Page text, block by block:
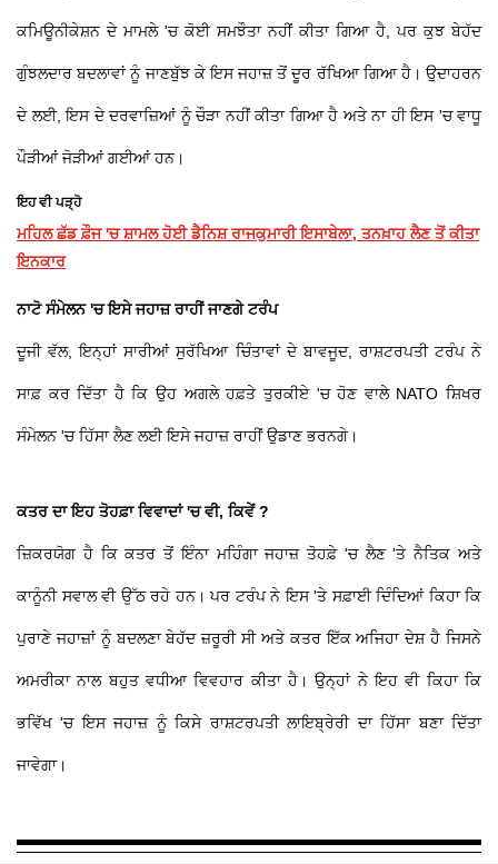
ਕਮਿਊਨੀਕੇਸ਼ਨ ਦੇ ਮਾਮਲੇ 'ਚ ਕੋਈ ਸਮਝੌਤਾ ਨਹੀਂ ਕੀਤਾ ਗਿਆ ਹੈ, ਪਰ ਕੁਝ ਬੇਹੱਦ
ਗੁੰਝਲਦਾਰ ਬਦਲਾਵਾਂ ਨੂੰ ਜਾਣਬੁੱਝ ਕੇ ਇਸ ਜਹਾਜ਼ ਤੋਂ ਦੂਰ ਰੱਖਿਆ ਗਿਆ ਹੈ। ਉਦਾਹਰਨ
ਦੇ ਲਈ, ਇਸ ਦੇ ਦਰਵਾਜ਼ਿਆਂ ਨੂੰ ਚੌੜਾ ਨਹੀਂ ਕੀਤਾ ਗਿਆ ਹੈ ਅਤੇ ਨਾ ਹੀ ਇਸ 'ਚ ਵਾਧੂ
ਪੌੜੀਆਂ ਜੋੜੀਆਂ ਗਈਆਂ ਹਨ।
ਇਹ ਵੀ ਪੜ੍ਹੋ
ਮਹਿਲ ਛੱਡ ਫ਼ੌਜ 'ਚ ਸ਼ਾਮਲ ਹੋਈ ਡੈਨਿਸ਼ ਰਾਜਕੁਮਾਰੀ ਇਸਾਬੇਲਾ, ਤਨਖ਼ਾਹ ਲੈਣ ਤੋਂ ਕੀਤਾ
ਇਨਕਾਰ
ਨਾਟੋ ਸੰਮੇਲਨ 'ਚ ਇਸੇ ਜਹਾਜ਼ ਰਾਹੀਂ ਜਾਣਗੇ ਟਰੰਪ
ਦੂਜੀ ਵੱਲ, ਇਨ੍ਹਾਂ ਸਾਰੀਆਂ ਸੁਰੱਖਿਆ ਚਿੰਤਾਵਾਂ ਦੇ ਬਾਵਜੂਦ, ਰਾਸ਼ਟਰਪਤੀ ਟਰੰਪ ਨੇ
ਸਾਫ਼ ਕਰ ਦਿੱਤਾ ਹੈ ਕਿ ਉਹ ਅਗਲੇ ਹਫ਼ਤੇ ਤੁਰਕੀਏ 'ਚ ਹੋਣ ਵਾਲੇ NATO ਸ਼ਿਖਰ
ਸੰਮੇਲਨ 'ਚ ਹਿੱਸਾ ਲੈਣ ਲਈ ਇਸੇ ਜਹਾਜ਼ ਰਾਹੀਂ ਉਡਾਣ ਭਰਨਗੇ।
ਕਤਰ ਦਾ ਇਹ ਤੋਹਫ਼ਾ ਵਿਵਾਦਾਂ 'ਚ ਵੀ, ਕਿਵੇਂ ?
ਜ਼ਿਕਰਯੋਗ ਹੈ ਕਿ ਕਤਰ ਤੋਂ ਇੰਨਾ ਮਹਿੰਗਾ ਜਹਾਜ਼ ਤੋਹਫ਼ੇ 'ਚ ਲੈਣ 'ਤੇ ਨੈਤਿਕ ਅਤੇ
ਕਾਨੂੰਨੀ ਸਵਾਲ ਵੀ ਉੱਠ ਰਹੇ ਹਨ। ਪਰ ਟਰੰਪ ਨੇ ਇਸ 'ਤੇ ਸਫ਼ਾਈ ਦਿੰਦਿਆਂ ਕਿਹਾ ਕਿ
ਪੁਰਾਣੇ ਜਹਾਜ਼ਾਂ ਨੂੰ ਬਦਲਣਾ ਬੇਹੱਦ ਜ਼ਰੂਰੀ ਸੀ ਅਤੇ ਕਤਰ ਇੱਕ ਅਜਿਹਾ ਦੇਸ਼ ਹੈ ਜਿਸਨੇ
ਅਮਰੀਕਾ ਨਾਲ ਬਹੁਤ ਵਧੀਆ ਵਿਵਹਾਰ ਕੀਤਾ ਹੈ। ਉਨ੍ਹਾਂ ਨੇ ਇਹ ਵੀ ਕਿਹਾ ਕਿ
ਭਵਿੱਖ 'ਚ ਇਸ ਜਹਾਜ਼ ਨੂੰ ਕਿਸੇ ਰਾਸ਼ਟਰਪਤੀ ਲਾਇਬ੍ਰੇਰੀ ਦਾ ਹਿੱਸਾ ਬਣਾ ਦਿੱਤਾ
ਜਾਵੇਗਾ।